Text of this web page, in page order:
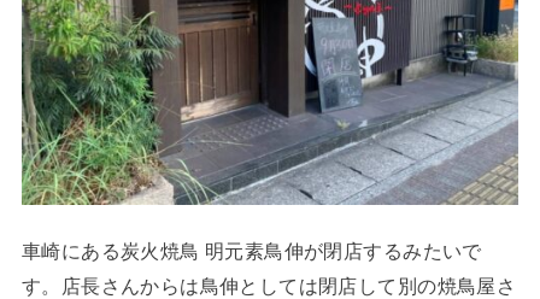
車崎にある炭火焼鳥 明元素鳥伸が閉店するみたいで
す。店長さんからは鳥伸としては閉店して別の焼鳥屋さ